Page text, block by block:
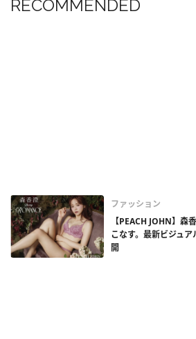
RECOMMENDED
ファッション
【PEACH JOHN】森
こなす。最新ビジュ
開